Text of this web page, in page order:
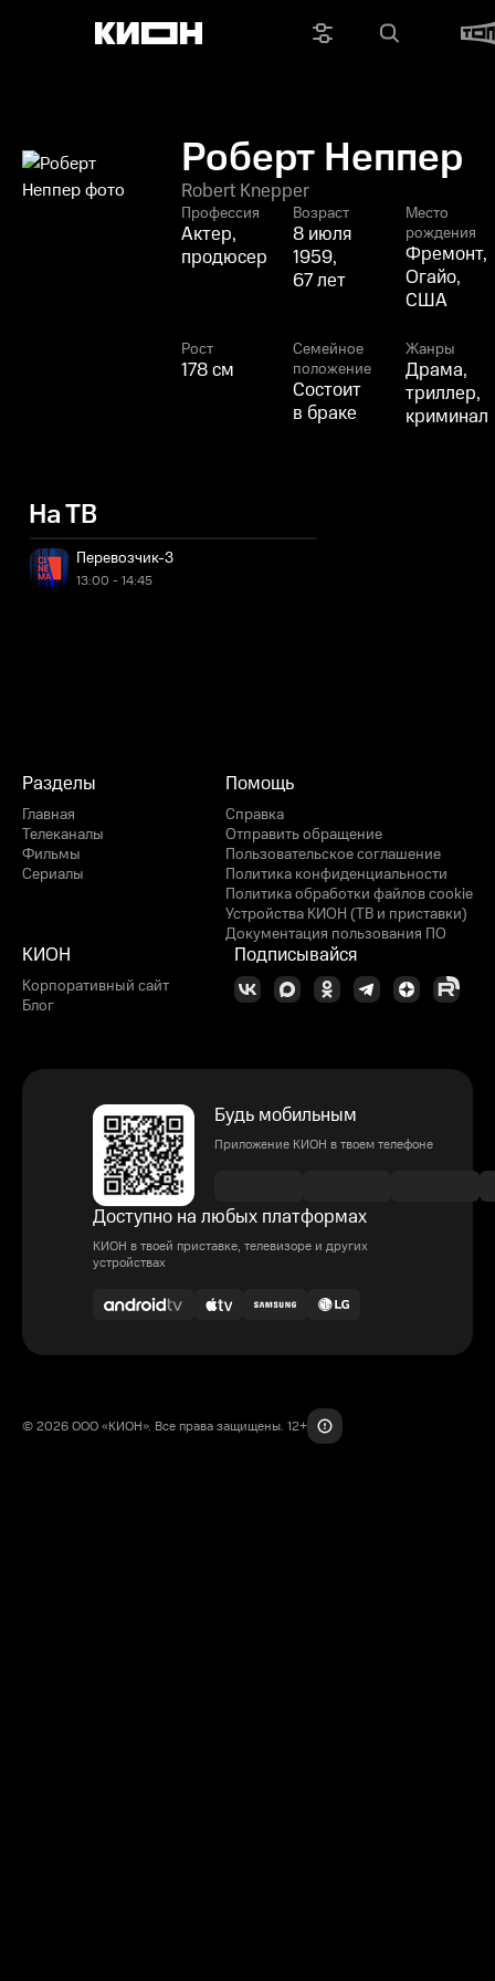
Роберт Неппер
Robert Knepper
Профессия
Актер,
продюсер
Возраст
8 июля
1959,
67 лет
Место
рождения
Фремонт,
Огайо,
США
Рост
178 см
Семейное
положение
Состоит
в браке
Жанры
Драма,
триллер,
криминал
На ТВ
Перевозчик-3
13:00 - 14:45
Разделы
Главная
Телеканалы
Фильмы
Сериалы
Помощь
Справка
Отправить обращение
Пользовательское соглашение
Политика конфиденциальности
Политика обработки файлов cookie
Устройства КИОН (ТВ и приставки)
Документация пользования ПО
КИОН
Корпоративный сайт
Блог
Подписывайся
Будь мобильным
Приложение КИОН в твоем телефоне
Доступно на любых платформах
КИОН в твоей приставке, телевизоре и других
устройствах
© 2026 ООО «КИОН». Все права защищены. 12+